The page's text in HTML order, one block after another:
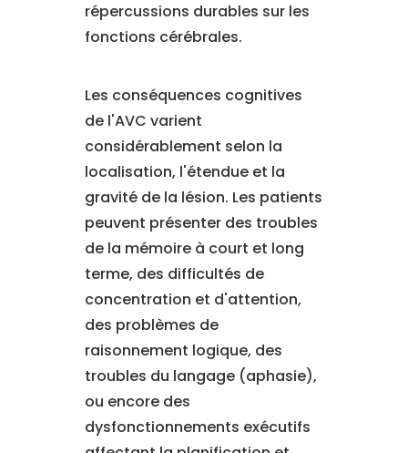
répercussions durables sur les
fonctions cérébrales.
Les conséquences cognitives
de l'AVC varient
considérablement selon la
localisation, l'étendue et la
gravité de la lésion. Les patients
peuvent présenter des troubles
de la mémoire à court et long
terme, des difficultés de
concentration et d'attention,
des problèmes de
raisonnement logique, des
troubles du langage (aphasie),
ou encore des
dysfonctionnements exécutifs